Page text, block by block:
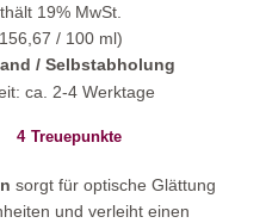
19% MwSt.
156,67 / 100 ml)
/ Selbstabholung
ca. 2-4 Werktage
4 Treuepunkte
sorgt für optische Glättung
und verleiht einen